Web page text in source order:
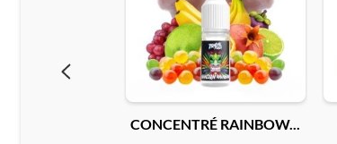
CONCENTRÉ RAINBOW...